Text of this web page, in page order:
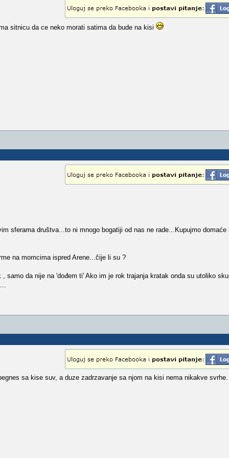
sitnicu da ce neko morati satima da bude na kisi
sferama društva...to ni mnogo bogatiji od nas ne rade...Kupujmo
na momcima ispred Arene...čije li su ?
samo da nije na 'dođem ti' Ako im je rok trajanja kratak onda su utoliko
sa kise suv, a duze zadrzavanje sa njom na kisi nema nikakve